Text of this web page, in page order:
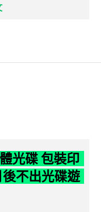
光碟 包裝印
不出光碟遊